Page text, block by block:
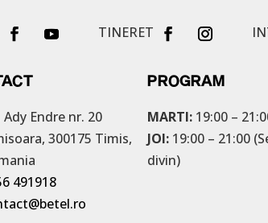
TINERET
Ady Endre nr. 20
300175 Timis,
491918
PROGRAM
MARTI: 19:00 –
JOI: 19:00 – 21:00
divin)